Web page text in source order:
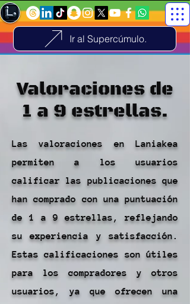
Ir al Supercúmulo.
Valoraciones de
1 a 9 estrellas.
Las valoraciones en Laniakea
permiten a los usuarios
calificar las publicaciones que
han comprado con una puntuación
de 1 a 9 estrellas, reflejando
su experiencia y satisfacción.
Estas calificaciones son útiles
para los compradores y otros
usuarios, ya que ofrecen una